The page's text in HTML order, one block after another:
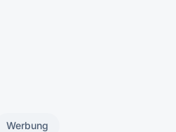
Werbung